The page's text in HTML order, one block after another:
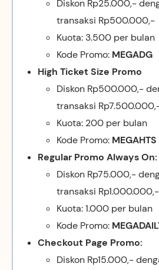
Diskon Rp25.000,-
transaksi Rp500.000,-
Kuota: 3.500 per bulan
Kode Promo: MEGADG
High Ticket Size Promo
Diskon Rp500.000,-
transaksi
Kuota: 200 per bulan
Kode Promo: MEGAHTS
Regular Promo Always On:
Diskon Rp75.000,-
transaksi Rp1.000.000,-
Kuota: 1.000 per bulan
Kode Promo:
Checkout Page Promo:
Diskon Rp15.000,-